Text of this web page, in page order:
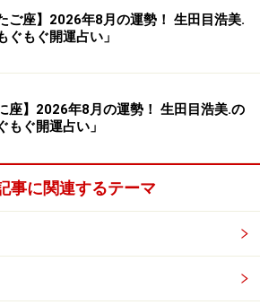
ご座】2026年8月の運勢！ 生田目浩美.
ぐもぐ開運占い」
に座】2026年8月の運勢！ 生田目浩美.の
もぐ開運占い」
事に関連するテーマ